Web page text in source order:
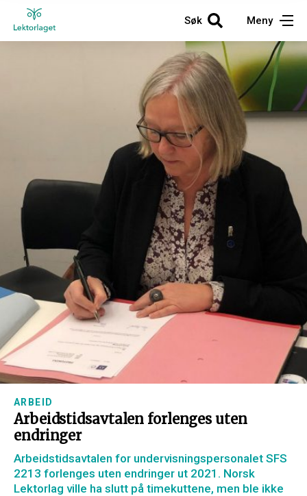
Søk Meny
ARBEID
Arbeidstidsavtalen forlenges uten
endringer
Arbeidstidsavtalen for undervisningspersonalet SFS
2213 forlenges uten endringer ut 2021. Norsk
Lektorlag ville ha slutt på timekuttene, men ble ikke